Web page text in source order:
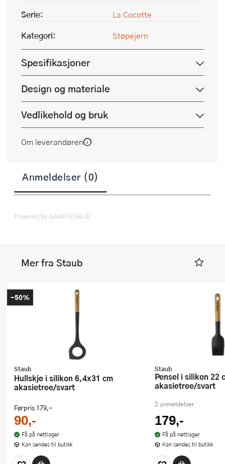
Serie:
La Cocotte
Kategori:
Støpejern
Spesifikasjoner
Design og materiale
Vedlikehold og bruk
Om leverandøren
Anmeldelser (0)
Powered by GAMIFIERA.®
Mer fra Staub
Staub
Hullskje i silikon 6,4x31 cm
akasietree/svart
Førpris 179,-
90,-
Få på nettlager
Kan sendes til butikk
-50%
Staub
Pensel i silikon 22 cm
akasietree/svart
2 anmeldelser
179,-
Få på nettlager
Kan sendes til butikk